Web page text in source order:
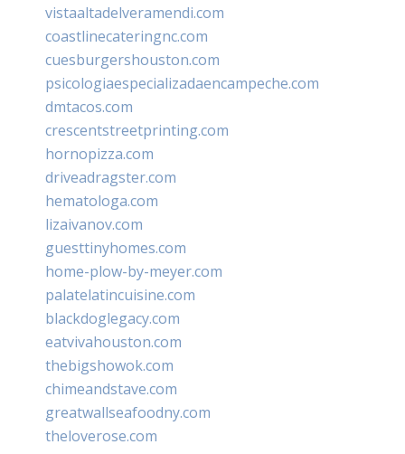
vistaaltadelveramendi.com
coastlinecateringnc.com
cuesburgershouston.com
psicologiaespecializadaencampeche.com
dmtacos.com
crescentstreetprinting.com
hornopizza.com
driveadragster.com
hematologa.com
lizaivanov.com
guesttinyhomes.com
home-plow-by-meyer.com
palatelatincuisine.com
blackdoglegacy.com
eatvivahouston.com
thebigshowok.com
chimeandstave.com
greatwallseafoodny.com
theloverose.com